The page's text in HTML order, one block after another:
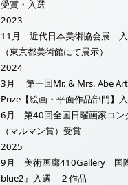
受賞・入選
2023
11月 近代日本美術協会展
（東京都美術館にて展示）
2024
3月 第一回Mr. & Mrs. Abe
Prize【絵画・平面作品部門】
6月 第40回全国日曜画家コ
（マルマン賞）受賞
2025
9月 美術画廊410Gallery 国
blue2』入選 ２作品